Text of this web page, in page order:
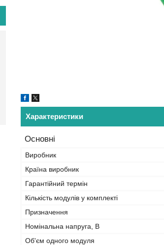
Характеристики
Основні
Виробник
Країна виробник
Гарантійний термін
Кількість модулів у комплекті
Призначення
Номінальна напруга, В
Об'єм одного модуля